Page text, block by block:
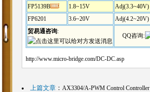
FP5139B
1.8~15V Adj(3.3~40V)
FP6201
3.6~20V Adj(4.2~20V)
贸易通咨询:
QQ咨询:
http://www.micro-bridge.com/DC-DC.asp
上篇文章 ： AX3304/A-PWM Control Controller